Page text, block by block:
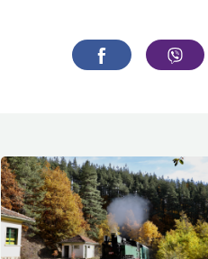
Facebook Viber